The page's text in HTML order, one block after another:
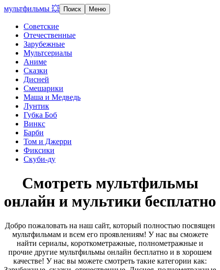
мультфильмы 💥 Поиск Меню
Советские
Отечественные
Зарубежные
Мультсериалы
Аниме
Сказки
Дисней
Смешарики
Маша и Медведь
Лунтик
Губка Боб
Винкс
Барби
Том и Джерри
Фиксики
Скуби-ду
Смотреть мультфильмы
онлайн и мультики бесплатно
Добро пожаловать на наш сайт, который полностью посвящен
мультфильмам и всем его проявлениям! У нас вы сможете
найти сериалы, короткометражные, полнометражные и
прочие другие мультфильмы онлайн бесплатно и в хорошем
качестве! У нас вы можете смотреть такие категории как: